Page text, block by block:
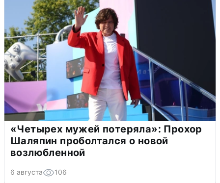
«Четырех мужей потеряла»: Прохор
Шаляпин проболтался о новой
возлюбленной
6 августа 106